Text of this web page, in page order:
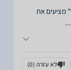
בעת חיפושי מחשב נייד עבור ראיתי ש-"WinPrice" מציעים את
...
לא עזרה (0)